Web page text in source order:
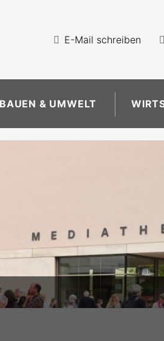
E-Mail schreiben
BAUEN & UMWELT